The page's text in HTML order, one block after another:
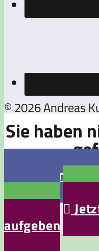
© 2026 Andreas
Sie haben
Jetzt eine
aufgeben 
aufgeben